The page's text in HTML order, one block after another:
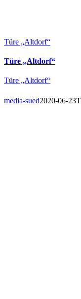
Türe „Altdorf“
Türe „Altdorf“
Türe „Altdorf“
media-sued2020-06-